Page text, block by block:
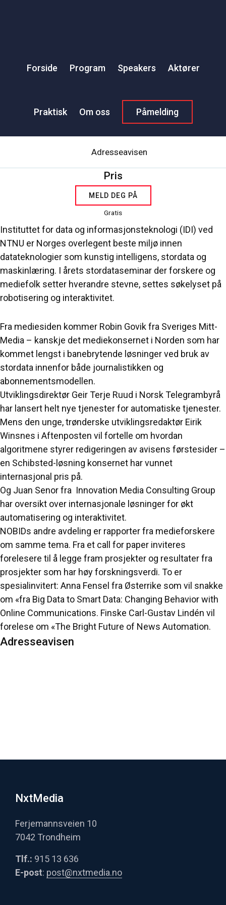
Forside Program Speakers Aktører
Praktisk Om oss Påmelding
Tidspunkt
Adresseavisen
Pris
MELD DEG PÅ
Gratis
Instituttet for data og informasjonsteknologi (IDI) ved
NTNU er Norges overlegent beste miljø innen
datateknologier som kunstig intelligens, stordata og
maskinlæring. I årets stordataseminar der forskere og
mediefolk setter hverandre stevne, settes søkelyset på
robotisering og interaktivitet.
Fra mediesiden kommer Robin Govik fra Sveriges Mitt-
Media – kanskje det mediekonsernet i Norden som har
kommet lengst i banebrytende løsninger ved bruk av
stordata innenfor både journalistikken og
abonnementsmodellen.
Utviklingsdirektør Geir Terje Ruud i Norsk Telegrambyrå
har lansert helt nye tjenester for automatiske tjenester.
Mens den unge, trønderske utviklingsredaktør Eirik
Winsnes i Aftenposten vil fortelle om hvordan
algoritmene styrer redigeringen av avisens førstesider –
en Schibsted-løsning konsernet har vunnet
internasjonal pris på.
Og Juan Senor fra Innovation Media Consulting Group
har oversikt over internasjonale løsninger for økt
automatisering og interaktivitet.
NOBIDs andre avdeling er rapporter fra medieforskere
om samme tema. Fra et call for paper inviteres
forelesere til å legge fram prosjekter og resultater fra
prosjekter som har høy forskningsverdi. To er
spesialinvitert: Anna Fensel fra Østerrike som vil snakke
om «fra Big Data to Smart Data: Changing Behavior with
Online Communications. Finske Carl-Gustav Lindén vil
forelese om «The Bright Future of News Automation.
Adresseavisen
NxtMedia
Ferjemannsveien 10
7042 Trondheim
Tlf.: 915 13 636
E-post: post@nxtmedia.no